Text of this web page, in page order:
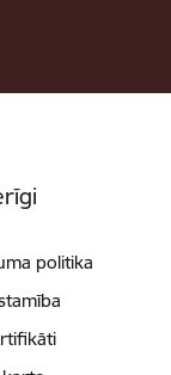
politika